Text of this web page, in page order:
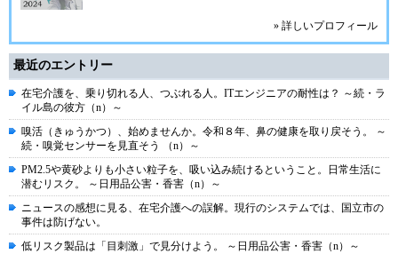
» 詳しいプロフィール
最近のエントリー
在宅介護を、乗り切れる人、つぶれる人。ITエンジニアの耐性は？ ～続・ラ
イル島の彼方（n）～
嗅活（きゅうかつ）、始めませんか。令和８年、鼻の健康を取り戻そう。 ～
続・嗅覚センサーを見直そう （n）～
PM2.5や黄砂よりも小さい粒子を、吸い込み続けるということ。日常生活に
潜むリスク。 ～日用品公害・香害（n）～
ニュースの感想に見る、在宅介護への誤解。現行のシステムでは、国立市の
事件は防げない。
低リスク製品は「目刺激」で見分けよう。 ～日用品公害・香害（n）～